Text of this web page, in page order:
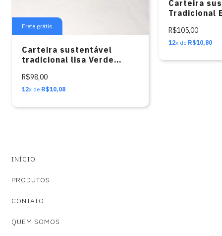
Frete grátis
Carteira sustentável
tradicional lisa Verde
preta)
R$98,00
12x de R$10,08
Carteira
Tradicional
R$105,00
12x de R$10,80
INÍCIO
PRODUTOS
CONTATO
QUEM SOMOS